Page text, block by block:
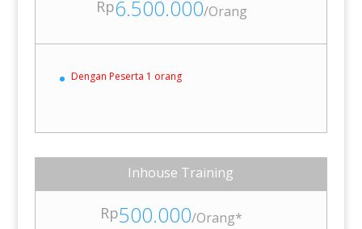
Rp6.500.000/Orang
Dengan Peserta 1 orang
Inhouse Training
Rp500.000/Orang*